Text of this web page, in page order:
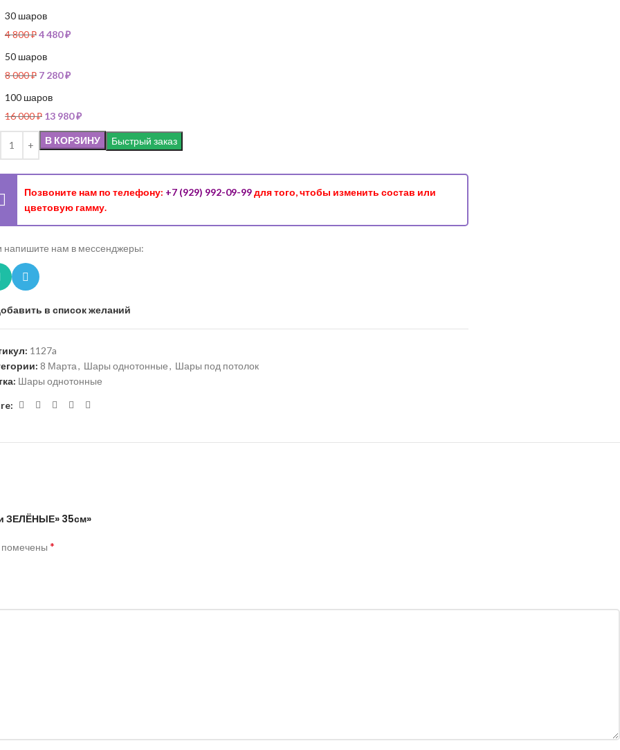
30 шаров
4 800₽4 480₽
50 шаров
8 000₽ 7 280₽
100 шаров
16 000₽ 13 980₽
В КОРЗИНУ Быстрый заказ
Позвоните нам по телефону: +7 (929) 992-09-99для того, чтобы изменить состав или
цветовую гамму.
напишите нам в мессенджеры:
в список желаний
1127a
8 Марта, Шары однотонные, Шары под потолок
Шары однотонные
ЗЕЛЁНЫЕ» 35см»
помечены *